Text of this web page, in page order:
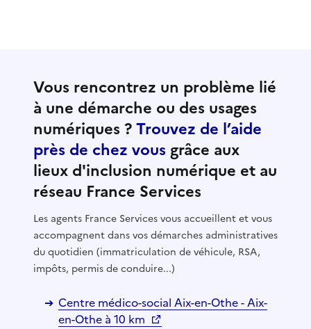
Vous rencontrez un problème lié
à une démarche ou des usages
numériques ?Trouvez de l’aide
près de chez vous grâce aux
lieux d'inclusion numérique et au
réseau France Services
Les agents France Services vous accueillent et vous
accompagnent dans vos démarches administratives
du quotidien (immatriculation de véhicule, RSA,
impôts, permis de conduire...)
Centre médico-social Aix-en-Othe - Aix-
en-Othe à 10 km